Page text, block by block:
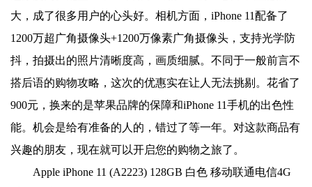
大，成了很多用户的心头好。相机方面，iPhone 11配备了
1200万超广角摄像头+1200万像素广角摄像头，支持光学防
抖，拍摄出的照片清晰度高，画质细腻。不同于一般前言不
搭后语的购物攻略，这次的优惠实在让人无法挑剔。花省了
900元，换来的是苹果品牌的保障和iPhone 11手机的出色性
能。机会是给有准备的人的，错过了等一年。对这款商品有
兴趣的朋友，现在就可以开启您的购物之旅了。
Apple iPhone 11 (A2223) 128GB 白色 移动联通电信4G